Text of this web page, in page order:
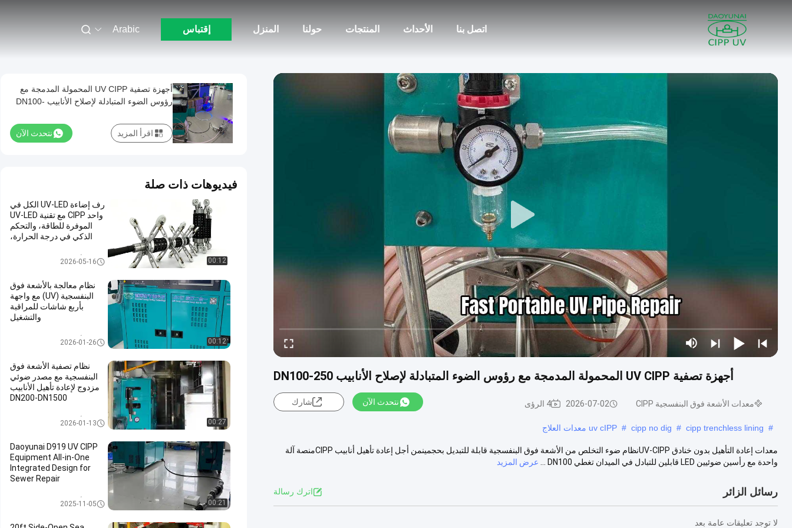
المنزل حولنا المنتجات الأحداث اتصل بنا إقتباس Arabic
أجهزة تصفية UV CIPP المحمولة المدمجة مع رؤوس الضوء المتبادلة لإصلاح الأنابيب DN100-250
معدات الأشعة فوق البنفسجية CIPP 2026-07-02 4 الرؤى نتحدث الآن شارك
#
cipp trenchless lining
#
cipp no ​​dig
# uv cIPP معدات العلاج
معدات إعادة التأهيل بدون خنادق UV-CIPPنظام ضوء التخلص من الأشعة فوق البنفسجية قابلة للتبديل بحجمينمن أجل إعادة تأهيل أنابيب CIPPمنصة آلة
واحدة مع رأسين ضوئيين LED قابلين للتبادل في الميدان تغطي DN100 ...
عرض المزيد
رسائل الزائر اترك رسالة
لا توجد تعليقات عامة بعد
أجهزة تصفية UV CIPP المحمولة المدمجة مع
رؤوس الضوء المتبادلة لإصلاح الأنابيب DN100-
نتحدث الآن اقرأ المزيد
فيديوهات ذات صلة
00:12
رف إضاءة UV-LED الكل في
واحد CIPP مع تقنية UV-LED
الموفرة للطاقة، والتحكم
الذكي في درجة الحرارة،
النطاق لإعادة تأهيل الأنابيب
2026-05-16
00:12
نظام معالجة بالأشعة فوق
البنفسجية (UV) مع واجهة
بأربع شاشات للمراقبة
والتشغيل
2026-01-26
00:27
نظام تصفية الأشعة فوق
البنفسجية مع مصدر ضوئي
مزدوج لإعادة تأهيل الأنابيب
DN200-DN1500
2026-01-13
00:21
Daoyunai D919 UV CIPP
Equipment All-in-One
Integrated Design for
Sewer Repair
2025-11-05